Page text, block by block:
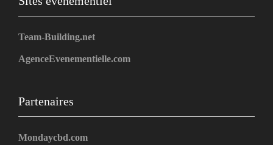
Team-Building.net
AgenceEvenementielle.com
Partenaires
Mondaycbd.com